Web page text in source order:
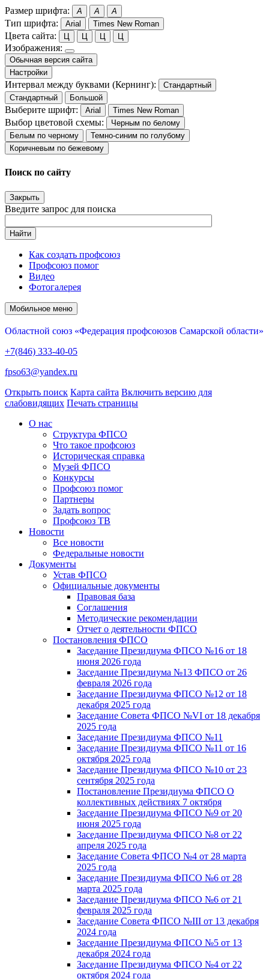
Размер шрифта: A A A
Тип шрифта: Arial Times New Roman
Цвета сайта: Ц Ц Ц Ц
Изображения:
Обычная версия сайта
Настройки
Интервал между буквами (Кернинг):
Стандартный
Стандартный
Большой
Выберите шрифт: Arial Times New Roman
Выбор цветовой схемы:
Черным по белому
Белым по черному
Темно-синим по голубому
Коричневым по бежевому
Поиск по сайту
Закрыть
Введите запрос для поиска
Найти
Как создать профсоюз
Профсоюз помог
Видео
Фотогалерея
Мобильное меню
Областной союз «Федерация профсоюзов Самарской области»
+7(846) 333-40-05
fpso63@yandex.ru
Открыть поиск Карта сайта Включить версию для
слабовидящих Печать страницы
О нас
Структура ФПСО
Что такое профсоюз
Историческая справка
Музей ФПСО
Конкурсы
Профсоюз помог
Партнеры
Задать вопрос
Профсоюз ТВ
Новости
Все новости
Федеральные новости
Документы
Устав ФПСО
Официальные документы
Правовая база
Соглашения
Методические рекомендации
Отчет о деятельности ФПСО
Постановления ФПСО
Заседание Президиума ФПСО №16 от 18
июня 2026 года
Заседание Президиума №13 ФПСО от 26
февраля 2026 года
Заседание Президиума ФПСО №12 от 18
декабря 2025 года
Заседание Совета ФПСО №VI от 18 декабря
2025 года
Заседание Президиума ФПСО №11
Заседание Президиума ФПСО №11 от 16
октября 2025 года
Заседание Президиума ФПСО №10 от 23
сентября 2025 года
Постановление Президиума ФПСО О
коллективных действиях 7 октября
Заседание Президиума ФПСО №9 от 20
июня 2025 года
Заседание Президиума ФПСО №8 от 22
апреля 2025 года
Заседание Совета ФПСО №4 от 28 марта
2025 года
Заседание Президиума ФПСО №6 от 28
марта 2025 года
Заседание Президиума ФПСО №6 от 21
февраля 2025 года
Заседание Совета ФПСО №III от 13 декабря
2024 года
Заседание Президиума ФПСО №5 от 13
декабря 2024 года
Заседание Президиума ФПСО №4 от 22
октября 2024 года